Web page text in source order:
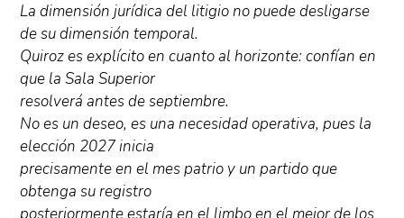
La dimensión jurídica del litigio no puede desligarse
de su dimensión temporal.
Quiroz es explícito en cuanto al horizonte: confían en
que la Sala Superior
resolverá antes de septiembre.
No es un deseo, es una necesidad operativa, pues la
elección 2027 inicia
precisamente en el mes patrio y un partido que
obtenga su registro